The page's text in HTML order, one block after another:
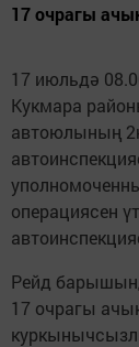
17 очрагы
17 июльдә
Кукмара
автоюлының
операциясен
Рейд
17 очрагы